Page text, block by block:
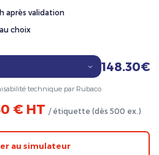
après validation
choix
148.30€
technique par Rubaco
€ HT / étiquette (dès 500 ex.)
au simulateur